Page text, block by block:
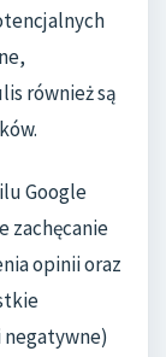
również są
Google
zachęcanie
opinii oraz